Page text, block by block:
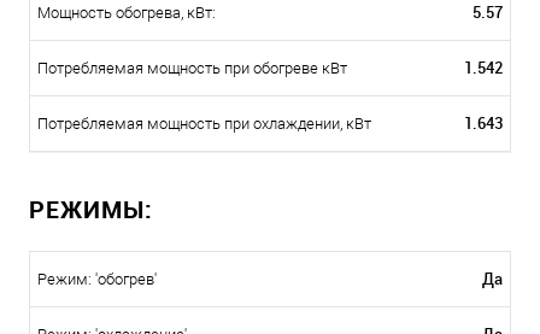
Мощность обогрева, кВт: 5.57
Потребляемая мощность при обогреве кВт 1.542
Потребляемая мощность при охлаждении, кВт 1.643
РЕЖИМЫ:
Режим: 'обогрев' Да